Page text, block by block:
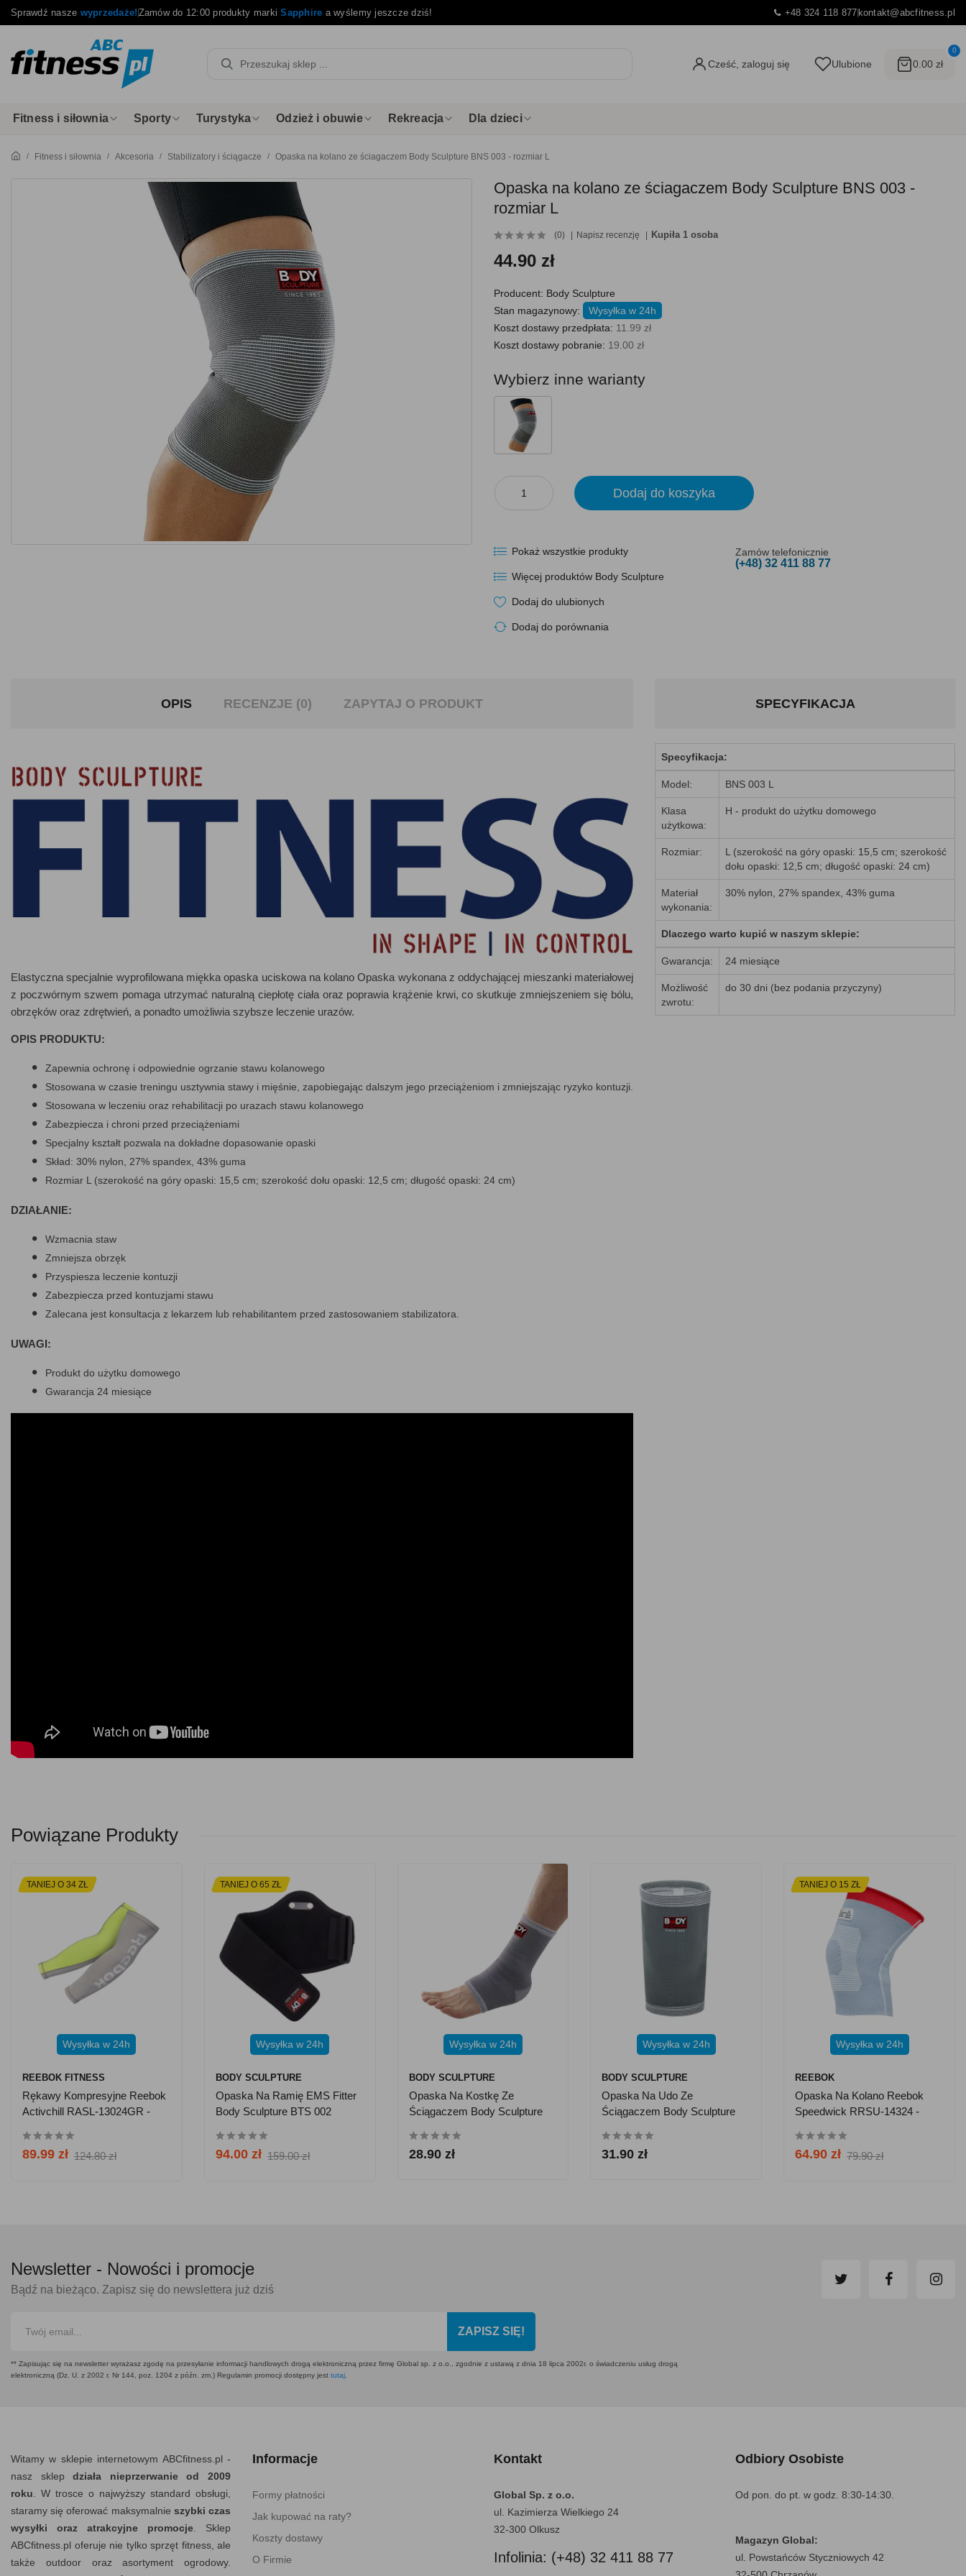
Sprawdź nasze wyprzedaże!Zamów do 12:00 produkty markiSapphire a wyślemy jeszcze dziś! +48 324 118 877kontakt@abcfitness.pl
Cześć, zaloguj się Ulubione
0
0.00 zł
Fitness i siłownia Sporty Turystyka Odzież i obuwie Rekreacja Dla dzieci
Fitness i siłownia Akcesoria Stabilizatory i ściągacze Opaska na kolano ze ściagaczem Body Sculpture BNS 003 - rozmiar L
Opaska na kolano ze ściagaczem Body Sculpture BNS 003 -
rozmiar L
(0) Napisz recenzję Kupiła 1 osoba
44.90 zł
Producent: Body Sculpture
Stan magazynowy:
Wysyłka w 24h
Koszt dostawy przedpłata: 11.99 zł
Koszt dostawy pobranie: 19.00 zł
Wybierz inne warianty
Dodaj do koszyka
Pokaż wszystkie produkty
Więcej produktów Body Sculpture
Dodaj do ulubionych
Dodaj do porównania
Zamów telefonicznie
(+48) 32 411 88 77
OPIS RECENZJE (0) ZAPYTAJ O PRODUKT
Elastyczna specjalnie wyprofilowana miękka opaska uciskowa na kolano Opaska wykonana z oddychającej mieszanki materiałowej
z poczwórnym szwem pomaga utrzymać naturalną ciepłotę ciała oraz poprawia krążenie krwi, co skutkuje zmniejszeniem się bólu,
obrzęków oraz zdrętwień, a ponadto umożliwia szybsze leczenie urazów.
OPIS PRODUKTU:
Zapewnia ochronę i odpowiednie ogrzanie stawu kolanowego
Stosowana w czasie treningu usztywnia stawy i mięśnie, zapobiegając dalszym jego przeciążeniom i zmniejszając ryzyko kontuzji.
Stosowana w leczeniu oraz rehabilitacji po urazach stawu kolanowego
Zabezpiecza i chroni przed przeciążeniami
Specjalny kształt pozwala na dokładne dopasowanie opaski
Skład: 30% nylon, 27% spandex, 43% guma
Rozmiar L (szerokość na góry opaski: 15,5 cm; szerokość dołu opaski: 12,5 cm; długość opaski: 24 cm)
DZIAŁANIE:
Wzmacnia staw
Zmniejsza obrzęk
Przyspiesza leczenie kontuzji
Zabezpiecza przed kontuzjami stawu
Zalecana jest konsultacja z lekarzem lub rehabilitantem przed zastosowaniem stabilizatora.
UWAGI:
Produkt do użytku domowego
Gwarancja 24 miesiące
SPECYFIKACJA
Specyfikacja:
Model: BNS 003 L
Klasa
użytkowa:
H - produkt do użytku domowego
Rozmiar:
L (szerokość na góry opaski: 15,5 cm; szerokość
dołu opaski: 12,5 cm; długość opaski: 24 cm)
Materiał
wykonania:
30% nylon, 27% spandex, 43% guma
Dlaczego warto kupić w naszym sklepie:
Gwarancja: 24 miesiące
Możliwość
zwrotu:
do 30 dni (bez podania przyczyny)
Powiązane Produkty
TANIEJ O 34 ZŁ
Wysyłka w 24h
REEBOK FITNESS
Rękawy Kompresyjne Reebok
Activchill RASL-13024GR -
89.99 zł 124.80 zł
TANIEJ O 65 ZŁ
Wysyłka w 24h
BODY SCULPTURE
Opaska Na Ramię EMS Fitter
Body Sculpture BTS 002
94.00 zł 159.00 zł
Wysyłka w 24h
BODY SCULPTURE
Opaska Na Kostkę Ze
Ściągaczem Body Sculpture
28.90 zł
Wysyłka w 24h
BODY SCULPTURE
Opaska Na Udo Ze
Ściągaczem Body Sculpture
31.90 zł
TANIEJ O 15 ZŁ
Wysyłka w 24h
REEBOK
Opaska Na Kolano Reebok
Speedwick RRSU-14324 -
64.90 zł 79.90 zł
Newsletter - Nowości i promocje
Bądź na bieżąco. Zapisz się do newslettera już dziś
ZAPISZ SIĘ!
** Zapisując się na newsletter wyrażasz zgodę na przesyłanie informacji handlowych drogą elektroniczną przez firmę Global sp. z o.o., zgodnie z ustawą z dnia 18 lipca 2002r. o świadczeniu usług drogą
elektroniczną (Dz. U. z 2002 r. Nr 144, poz. 1204 z późn. zm.) Regulamin promocji dostępny jest tutaj
Witamy w sklepie internetowym ABCfitness.pl -
nasz sklepdziała nieprzerwanie od 2009
roku . W trosce o najwyższy standard obsługi,
staramy się oferować maksymalnie szybki czas
wysyłki oraz atrakcyjne promocje . Sklep
ABCfitness.pl oferuje nie tylko sprzęt fitness, ale
także outdoor oraz asortyment ogrodowy.
Informacje
Formy płatności
Jak kupować na raty?
Koszty dostawy
O Firmie
Kontakt
Global Sp. z o.o.
ul. Kazimierza Wielkiego 24
32-300 Olkusz
Infolinia: (+48) 32 411 88 77
Odbiory Osobiste
Od pon. do pt. w godz. 8:30-14:30.
Magazyn Global:
ul. Powstańców Styczniowych 42